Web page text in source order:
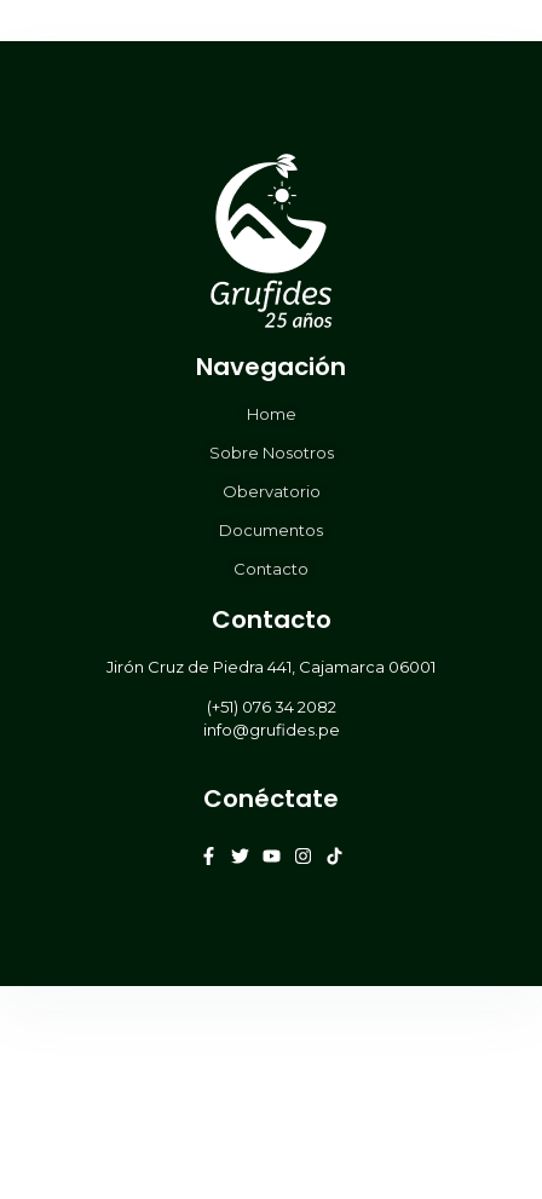
Navegación
Home
Sobre Nosotros
Obervatorio
Documentos
Contacto
Contacto
Jirón Cruz de Piedra 441, Cajamarca 06001
(+51) 076 34 2082
info@grufides.pe
Conéctate